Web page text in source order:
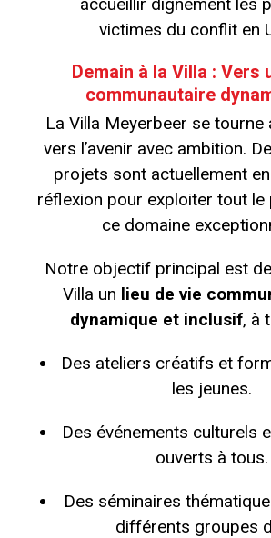
victimes du conflit en
Demain à la Villa : Vers
communautaire
La Villa Meyerbeer se tourne
vers l’avenir avec ambition.
projets sont actuellement
réflexion pour exploiter tout le
ce domaine
Notre objectif principal est
Villa un lieu de vie
dynamique et inclusif, à
Des ateliers créatifs et
les jeunes.
Des événements culturels
ouverts à tous.
Des séminaires
différents groupes